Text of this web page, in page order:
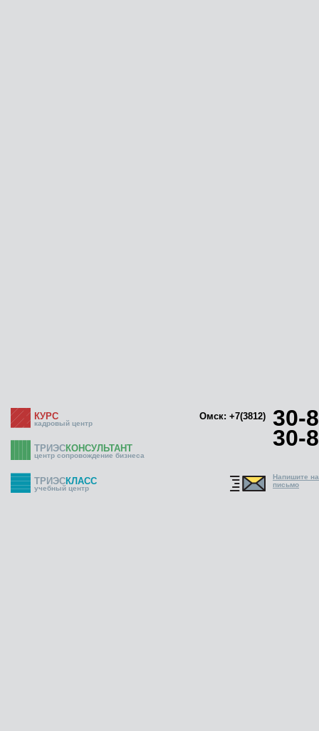
КУРС
кадровый центр
Омск: +7(3812) 30-
30-
ТРИЭСКОНСУЛЬТАНТ
центр сопровождение бизнеса
ТРИЭСКЛАСС
учебный центр
Напишите
письмо